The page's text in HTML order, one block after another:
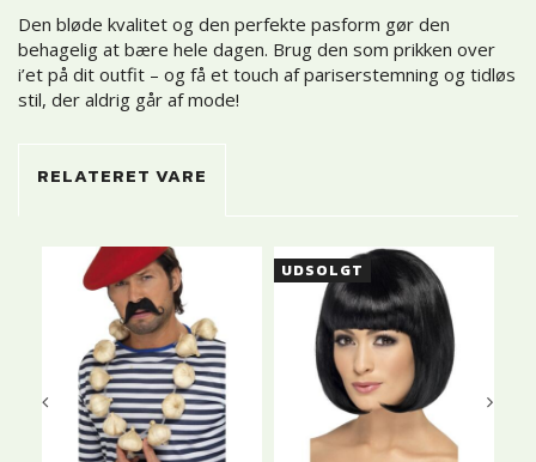
Den bløde kvalitet og den perfekte pasform gør den
behagelig at bære hele dagen. Brug den som prikken over
i’et på dit outfit – og få et touch af pariserstemning og tidløs
stil, der aldrig går af mode!
RELATERET VARE
UDSOLGT